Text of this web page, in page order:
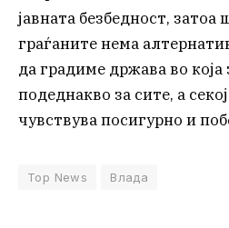
јавната безбедност, затоа
граѓаните нема
да градиме држава во
подеднакво за сите, а
чувствува посигурно и
Top News Влада